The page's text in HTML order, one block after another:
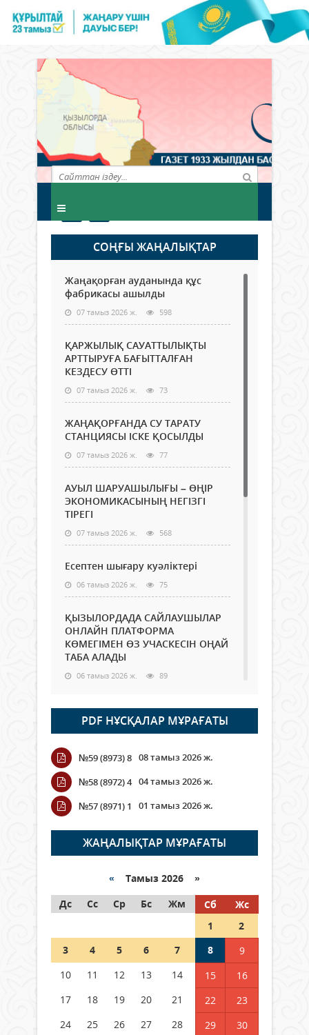
СОҢҒЫ ЖАҢАЛЫҚТАР
Жаңақорған ауданында құс
фабрикасы ашылды
07 тамыз 2026 ж. 598
ҚАРЖЫЛЫҚ САУАТТЫЛЫҚТЫ
АРТТЫРУҒА БАҒЫТТАЛҒАН
КЕЗДЕСУ ӨТТІ
07 тамыз 2026 ж. 73
ЖАҢАҚОРҒАНДА СУ ТАРАТУ
СТАНЦИЯСЫ ІСКЕ ҚОСЫЛДЫ
07 тамыз 2026 ж. 77
АУЫЛ ШАРУАШЫЛЫҒЫ – ӨҢІР
ЭКОНОМИКАСЫНЫҢ НЕГІЗГІ
ТІРЕГІ
07 тамыз 2026 ж. 568
Есептен шығару куәліктері
06 тамыз 2026 ж. 75
ҚЫЗЫЛОРДАДА САЙЛАУШЫЛАР
ОНЛАЙН ПЛАТФОРМА
КӨМЕГІМЕН ӨЗ УЧАСКЕСІН ОҢАЙ
ТАБА АЛАДЫ
06 тамыз 2026 ж. 89
Open Air: Қызылорда облысы
полиция департаменті 20
мыңнан астам көрерменнің
қауіпсіздігін қамтамасыз етті
06 тамыз 2026 ж.
Wi-Fi ҚАБЫРҒА АРҚЫЛЫ ҚАЛАЙ
ӨТЕДІ?
06 тамыз 2026 ж. 266
граждане Казахстана,
05 тамыз 2026 ж. 147
Шетелде жүрген Қазақстан
азаматтары қалай дауыс бере
PDF НҰСҚАЛАР МҰРАҒАТЫ
№59 (8973) 8 08 тамыз 2026 ж.
№58 (8972) 4 04 тамыз 2026 ж.
№57 (8971) 1
01 тамыз 2026 ж.
ЖАҢАЛЫҚТАР МҰРАҒАТЫ
« Тамыз 2026 »
Дс
Сс Ср Бс Жм Сб
Жс
1
2
3
4 5 6 7 8
9
10
11 12 13 14 15
16
17
18 19 20 21 22
23
24
25 26 27 28 29
30